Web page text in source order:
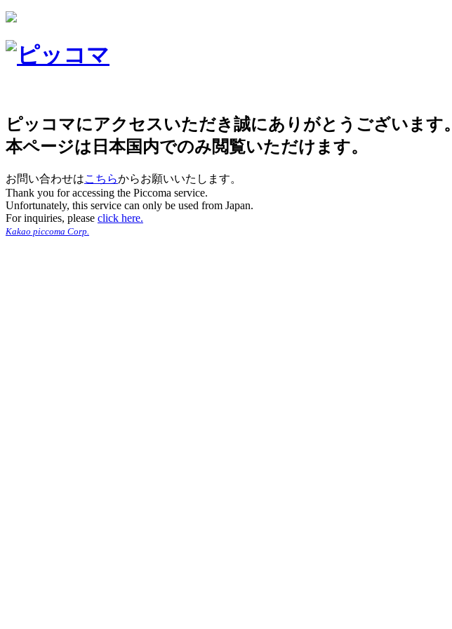
ピッコマにアクセスいただき誠にありがとうございます。
本ページは日本国内でのみ閲覧いただけます。
お問い合わせはこちらからお願いいたします。
Thank you for accessing the Piccoma service.
Unfortunately, this service can only be used from Japan.
For inquiries, please click here.
Kakao piccoma Corp.